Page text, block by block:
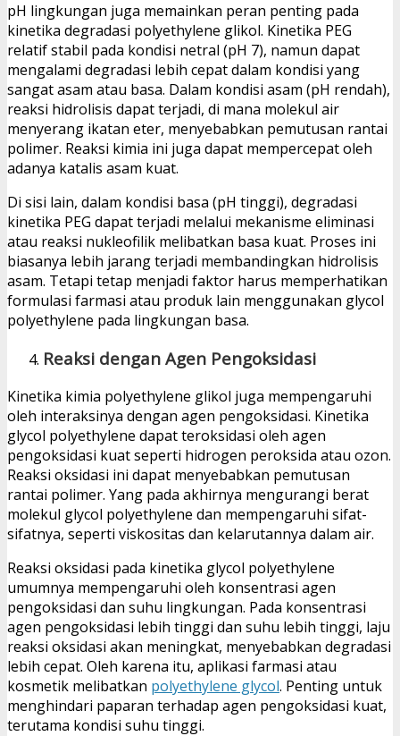
pH lingkungan juga memainkan peran penting pada
kinetika degradasi polyethylene glikol. Kinetika PEG
relatif stabil pada kondisi netral (pH 7), namun dapat
mengalami degradasi lebih cepat dalam kondisi yang
sangat asam atau basa. Dalam kondisi asam (pH rendah),
reaksi hidrolisis dapat terjadi, di mana molekul air
menyerang ikatan eter, menyebabkan pemutusan rantai
polimer. Reaksi kimia ini juga dapat mempercepat oleh
adanya katalis asam kuat.
Di sisi lain, dalam kondisi basa (pH tinggi), degradasi
kinetika PEG dapat terjadi melalui mekanisme eliminasi
atau reaksi nukleofilik melibatkan basa kuat. Proses ini
biasanya lebih jarang terjadi membandingkan hidrolisis
asam. Tetapi tetap menjadi faktor harus memperhatikan
formulasi farmasi atau produk lain menggunakan glycol
polyethylene pada lingkungan basa.
Reaksi dengan Agen Pengoksidasi
Kinetika kimia polyethylene glikol juga mempengaruhi
oleh interaksinya dengan agen pengoksidasi. Kinetika
glycol polyethylene dapat teroksidasi oleh agen
pengoksidasi kuat seperti hidrogen peroksida atau ozon.
Reaksi oksidasi ini dapat menyebabkan pemutusan
rantai polimer. Yang pada akhirnya mengurangi berat
molekul glycol polyethylene dan mempengaruhi sifat-
sifatnya, seperti viskositas dan kelarutannya dalam air.
Reaksi oksidasi pada kinetika glycol polyethylene
umumnya mempengaruhi oleh konsentrasi agen
pengoksidasi dan suhu lingkungan. Pada konsentrasi
agen pengoksidasi lebih tinggi dan suhu lebih tinggi, laju
reaksi oksidasi akan meningkat, menyebabkan degradasi
lebih cepat. Oleh karena itu, aplikasi farmasi atau
kosmetik melibatkan polyethylene glycol. Penting untuk
menghindari paparan terhadap agen pengoksidasi kuat,
terutama kondisi suhu tinggi.